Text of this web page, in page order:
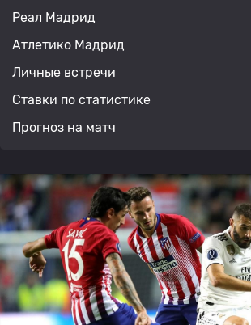
Реал Мадрид
Атлетико Мадрид
Личные встречи
Ставки по статистике
Прогноз на матч